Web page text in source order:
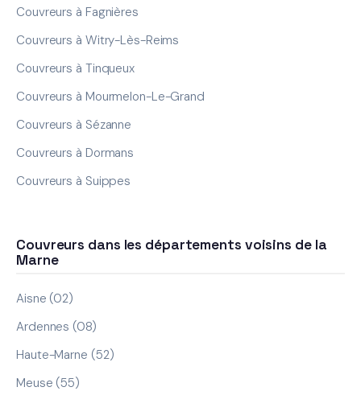
Couvreurs à Fagnières
Couvreurs à Witry-Lès-Reims
Couvreurs à Tinqueux
Couvreurs à Mourmelon-Le-Grand
Couvreurs à Sézanne
Couvreurs à Dormans
Couvreurs à Suippes
Couvreurs dans les départements voisins de la
Marne
Aisne (02)
Ardennes (08)
Haute-Marne (52)
Meuse (55)